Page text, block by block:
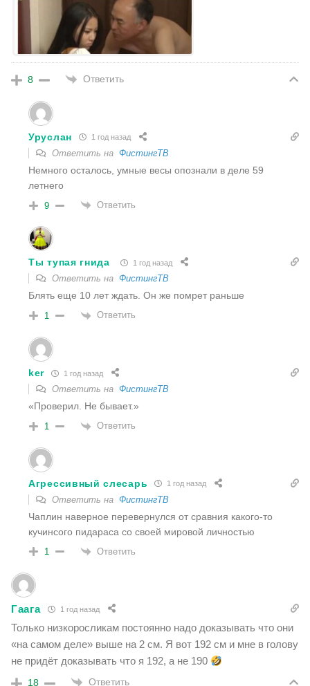
8 Ответить
Уруслан 1 год назад
Ответить на ФистингТВ
Немного осталось, умные весы опознали в деле 59
летнего
9 Ответить
Ты тупая гнида 1 год назад
Ответить на ФистингТВ
Блять еще 10 лет ждать. Он же помрет раньше
1 Ответить
ker 1 год назад
Ответить на ФистингТВ
«Проверил. Не бывает.»
1 Ответить
Агрессивный слесарь 1 год назад
Ответить на ФистингТВ
Чаплин наверное перевернулся от сравния какого-то
кучинсого пидараса со своей мировой личностью
1 Ответить
Гаага 1 год назад
Только низкоросликам постоянно надо доказывать что они
«на самом деле» выше на 2 см. Я вот 192 см и мне в голову
не придёт доказывать что я 192, а не 190
18 Ответить